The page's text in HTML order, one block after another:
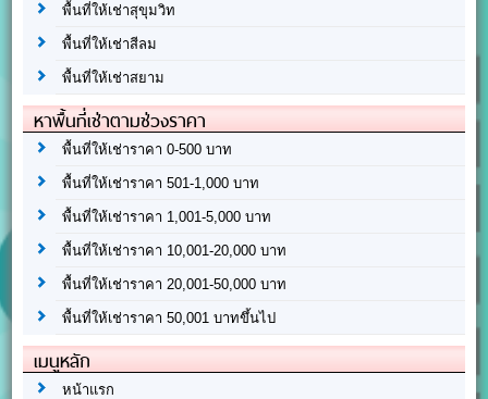
พื้นที่ให้เช่าสุขุมวิท
พื้นที่ให้เช่าสีลม
พื้นที่ให้เช่าสยาม
หาพื้นที่เช่าตามช่วงราคา
พื้นที่ให้เช่าราคา 0-500 บาท
พื้นที่ให้เช่าราคา 501-1,000 บาท
พื้นที่ให้เช่าราคา 1,001-5,000 บาท
พื้นที่ให้เช่าราคา 10,001-20,000 บาท
พื้นที่ให้เช่าราคา 20,001-50,000 บาท
พื้นที่ให้เช่าราคา 50,001 บาทขึ้นไป
เมนูหลัก
หน้าแรก